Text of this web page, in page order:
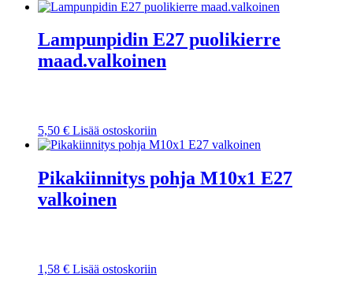
Lampunpidin E27 puolikierre
maad.valkoinen
5,50 € Lisää ostoskoriin
Pikakiinnitys pohja M10x1 E27
valkoinen
1,58 € Lisää ostoskoriin